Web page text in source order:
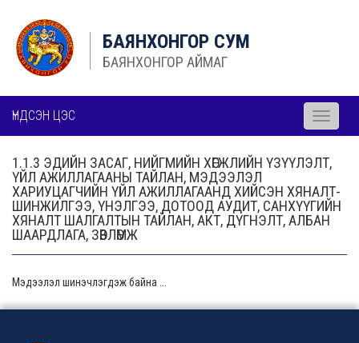
БАЯНХОНГОР СУМ
БАЯНХОНГОР АЙМАГ
ҮНДСЭН ЦЭС
Toggle
1.1.3 ЭДИЙН ЗАСАГ, НИЙГМИЙН ХӨГЖЛИЙН ҮЗҮҮЛЭЛТ,
ҮЙЛ АЖИЛЛАГААНЫ ТАЙЛАН, МЭДЭЭЛЭЛ
ХАРИУЦАГЧИЙН ҮЙЛ АЖИЛЛАГААНД ХИЙСЭН ХЯНАЛТ-
ШИНЖИЛГЭЭ, ҮНЭЛГЭЭ, ДОТООД АУДИТ, САНХҮҮГИЙН
ХЯНАЛТ ШАЛГАЛТЫН ТАЙЛАН, АКТ, ДҮГНЭЛТ, АЛБАН
ШААРДЛАГА, ЗӨВЛӨМЖ
Мэдээлэл шинэчлэгдэж байна ...